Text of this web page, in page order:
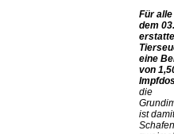
Für
dem
eine
von
die
ist